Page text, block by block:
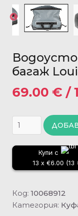
багаж
69.00 € /
Купи с
13 x €6.00 (13
Код: 10068912
Категория: